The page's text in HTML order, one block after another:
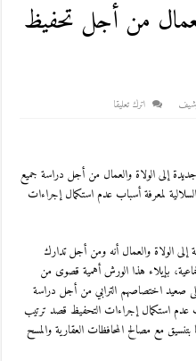
من أجل تحفيظ
اترك تعليقا
إلى الولاة والعمال من أجل دراسة جميع
لمعرفة أسباب عدم استكمال إجراءات
الولاة والعمال أنه ومن أجل تدارك
بإيلاء هذا الورش أهمية قصوى من
صعيد اختصاصهم الترابي من أجل دراسة
عدم استكمال إجراءات التحفيظ قصد ترتيب
مع مصالح المحافظات العقارية والمسح